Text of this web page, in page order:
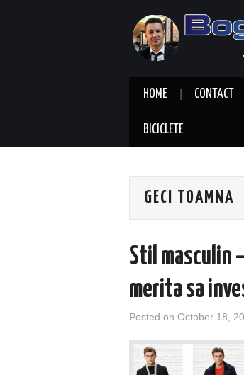
HOME CONTACT
BICICLETE
GECI TOAMNA
Stil masculin
merita sa
Posted on October 18,